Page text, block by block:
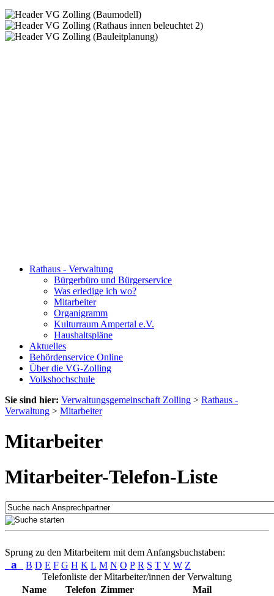
Rathaus - Verwaltung
Bürgerbüro und Bürgerservice
Was erledige ich wo?
Mitarbeiter
Organigramm
Kulturraum Ampertal e.V.
Haushaltspläne
Aktuelles
Behördenservice Online
Über die VG-Zolling
Volkshochschule
Sie sind hier: Verwaltungsgemeinschaft Zolling > Rathaus -
Verwaltung > Mitarbeiter
Mitarbeiter
Mitarbeiter-Telefon-Liste
Sprung zu den Mitarbeitern mit dem Anfangsbuchstaben:
a B D E F G H K L M N O P R S T V W Z
Telefonliste der Mitarbeiter/innen der Verwaltung
Name
Telefon Zimmer
Mail